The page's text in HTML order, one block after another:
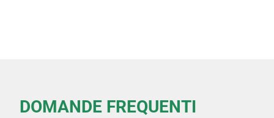
DOMANDE FREQUENTI